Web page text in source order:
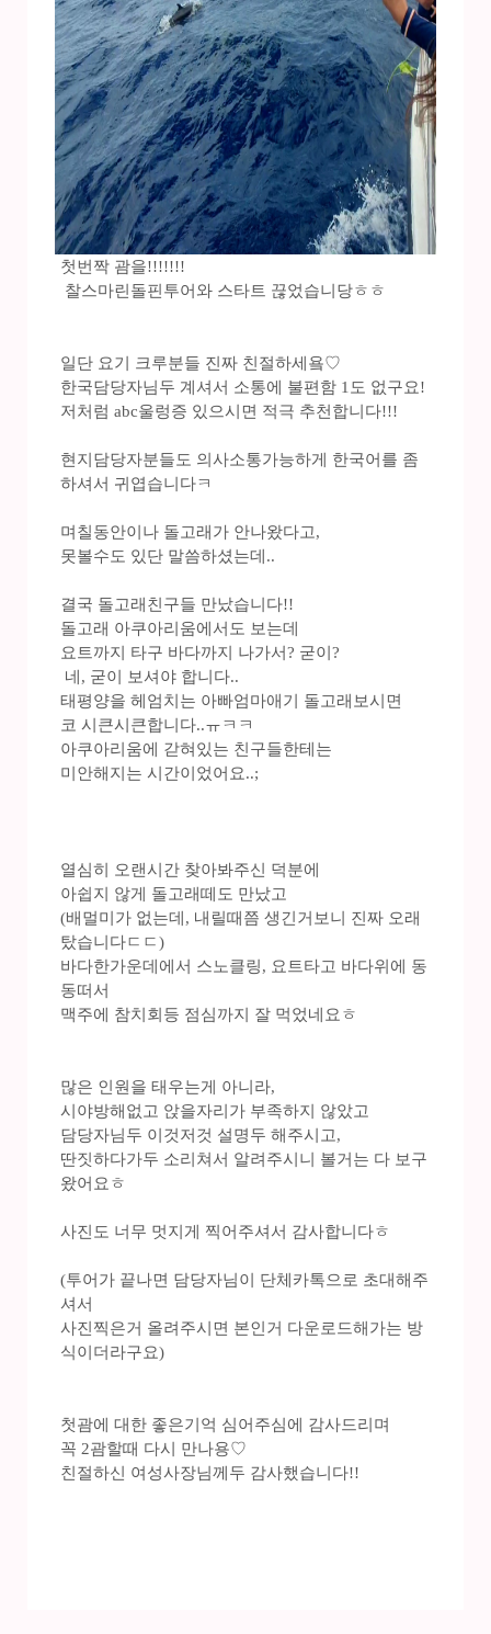
첫번짝 괌을!!!!!!!
찰스마린돌핀투어와 스타트 끊었습니당ㅎㅎ
일단 요기 크루분들 진짜 친절하세욬♡
한국담당자님두 계셔서 소통에 불편함 1도 없구요!
저처럼 abc울렁증 있으시면 적극 추천합니다!!!
현지담당자분들도 의사소통가능하게 한국어를 좀
하셔서 귀엽습니다ㅋ
며칠동안이나 돌고래가 안나왔다고,
못볼수도 있단 말씀하셨는데..
결국 돌고래친구들 만났습니다!!
돌고래 아쿠아리움에서도 보는데
요트까지 타구 바다까지 나가서? 굳이?
네, 굳이 보셔야 합니다..
태평양을 헤엄치는 아빠엄마애기 돌고래보시면
코 시큰시큰합니다..ㅠㅋㅋ
아쿠아리움에 갇혀있는 친구들한테는
미안해지는 시간이었어요..;
열심히 오랜시간 찾아봐주신 덕분에
아쉽지 않게 돌고래떼도 만났고
(배멀미가 없는데, 내릴때쯤 생긴거보니 진짜 오래
탔습니다ㄷㄷ)
바다한가운데에서 스노클링, 요트타고 바다위에 동
동떠서
맥주에 참치회등 점심까지 잘 먹었네요ㅎ
많은 인원을 태우는게 아니라,
시야방해없고 앉을자리가 부족하지 않았고
담당자님두 이것저것 설명두 해주시고,
딴짓하다가두 소리쳐서 알려주시니 볼거는 다 보구
왔어요ㅎ
사진도 너무 멋지게 찍어주셔서 감사합니다ㅎ
(투어가 끝나면 담당자님이 단체카톡으로 초대해주
셔서
사진찍은거 올려주시면 본인거 다운로드해가는 방
식이더라구요)
첫괌에 대한 좋은기억 심어주심에 감사드리며
꼭 2괌할때 다시 만나용♡
친절하신 여성사장님께두 감사했습니다!!